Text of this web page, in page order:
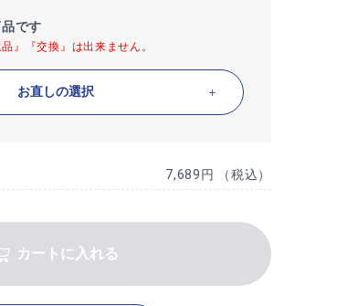
です
』『交換』は出来ません。
お直しの選択
7,689円 （税込）
カートに入れる